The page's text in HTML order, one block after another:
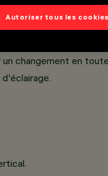
changement en
Autoriser tous les cookies